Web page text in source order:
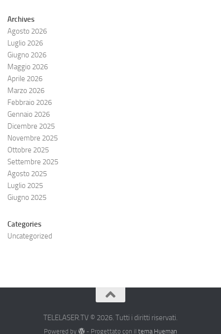
Archives
Agosto 2026
Luglio 2026
Giugno 2026
Maggio 2026
Aprile 2026
Marzo 2026
Febbraio 2026
Gennaio 2026
Dicembre 2025
Novembre 2025
Ottobre 2025
Settembre 2025
Agosto 2025
Luglio 2025
Giugno 2025
Categories
Uncategorized
TELELASER.TV © 2026. Tutti i diritti riservati.
Powered by - Progettato con il tema Hueman